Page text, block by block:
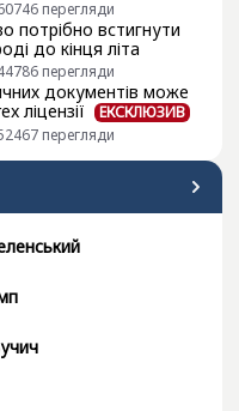
перегляди
потрібно встигнути
до кінця літа
перегляди
документів може
ліцензії
ЕКСКЛЮЗИВ
перегляди